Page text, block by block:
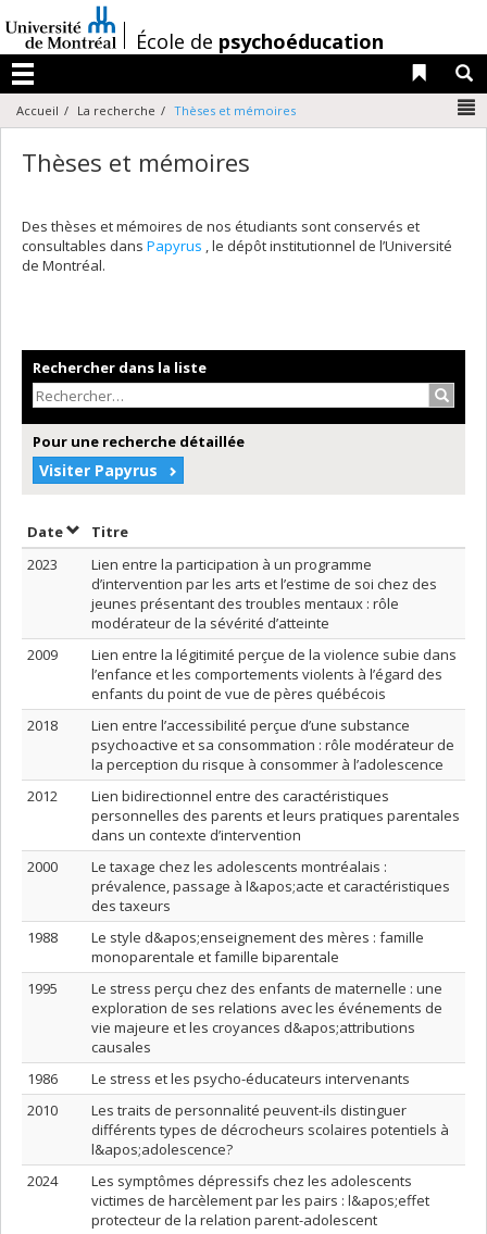
au
contenu
/École de psychoéducation
Menu
Liens
Accueil La recherche Thèses et mémoires
Thèses et mémoires
Des thèses et mémoires de nos étudiants sont conservés et
consultables dans Papyrus , le dépôt institutionnel de l’Université
de Montréal.
Rechercher dans la liste
Pour une recherche détaillée
Visiter Papyrus
DateTrier par date en ordre décroissant
Titre
2023
Lien entre la participation à un programme
d’intervention par les arts et l’estime de soi chez des
jeunes présentant des troubles mentaux : rôle
modérateur de la sévérité d’atteinte
2009
Lien entre la légitimité perçue de la violence subie dans
l’enfance et les comportements violents à l’égard des
enfants du point de vue de pères québécois
2018
Lien entre l’accessibilité perçue d’une substance
psychoactive et sa consommation : rôle modérateur de
la perception du risque à consommer à l’adolescence
2012
Lien bidirectionnel entre des caractéristiques
personnelles des parents et leurs pratiques parentales
dans un contexte d’intervention
2000
Le taxage chez les adolescents montréalais :
prévalence, passage à l&apos;acte et caractéristiques
des taxeurs
1988
Le style d&apos;enseignement des mères : famille
monoparentale et famille biparentale
1995
Le stress perçu chez des enfants de maternelle : une
exploration de ses relations avec les événements de
vie majeure et les croyances d&apos;attributions
causales
1986
Le stress et les psycho-éducateurs intervenants
2010
Les traits de personnalité peuvent-ils distinguer
différents types de décrocheurs scolaires potentiels à
l&apos;adolescence?
2024
Les symptômes dépressifs chez les adolescents
victimes de harcèlement par les pairs : l&apos;effet
protecteur de la relation parent-adolescent